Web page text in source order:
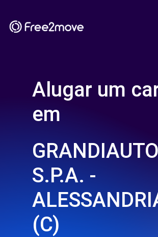
Alugar um
em
GRANDIAUTO
S.P.A. -
(C)